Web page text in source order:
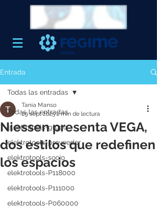
Entrada
Todas las entradas
elektrotools-grupo
elektrotools-proveedor
elektrotools-socio
elektrotools-P118000
elektrotools-P111000
elektrotools-P060000
Todas las entradas
Niessen presenta VEGA,
dos estilos que redefinen
los espacios
Tania Manso
29 sept 20252 min de lectura